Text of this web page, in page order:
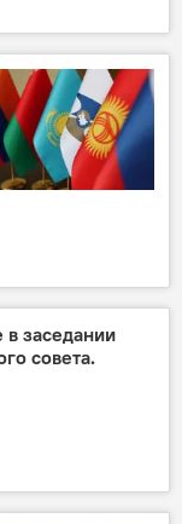
Узбекистан и ЕАЭС: перспективы возможной интеграции
заседании
совета.